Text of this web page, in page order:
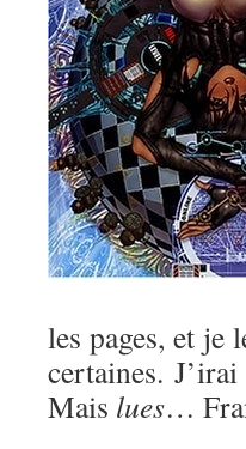
les pages, et je
certaines.
Mais lues…